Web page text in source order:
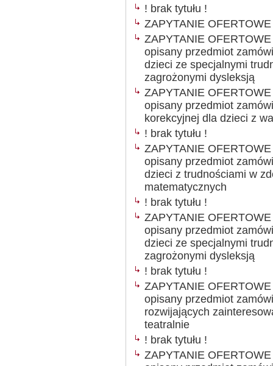
! brak tytułu !
ZAPYTANIE OFERTOWE
ZAPYTANIE
opisany przedmiot
dzieci ze specjalnymi
zagrożonymi dysleksją
ZAPYTANIE
opisany przedmiot
korekcyjnej dla dzieci z
! brak tytułu !
ZAPYTANIE
opisany przedmiot
dzieci z trudnościami w
matematycznych
! brak tytułu !
ZAPYTANIE
opisany przedmiot
dzieci ze specjalnymi
zagrożonymi dysleksją
! brak tytułu !
ZAPYTANIE
opisany przedmiot
rozwijających
teatralnie
! brak tytułu !
ZAPYTANIE